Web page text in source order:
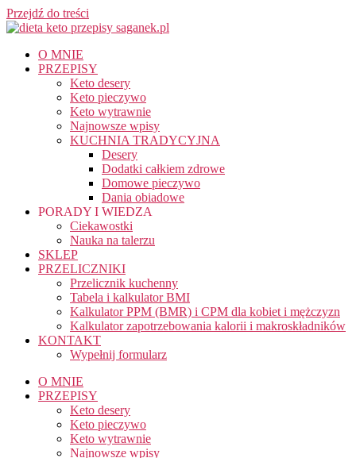
Przejdź do treści
O MNIE
PRZEPISY
Keto desery
Keto pieczywo
Keto wytrawnie
Najnowsze wpisy
KUCHNIA TRADYCYJNA
Desery
Dodatki całkiem zdrowe
Domowe pieczywo
Dania obiadowe
PORADY I WIEDZA
Ciekawostki
Nauka na talerzu
SKLEP
PRZELICZNIKI
Przelicznik kuchenny
Tabela i kalkulator BMI
Kalkulator PPM (BMR) i CPM dla kobiet i mężczyzn
Kalkulator zapotrzebowania kalorii i makroskładników
KONTAKT
Wypełnij formularz
O MNIE
PRZEPISY
Keto desery
Keto pieczywo
Keto wytrawnie
Najnowsze wpisy